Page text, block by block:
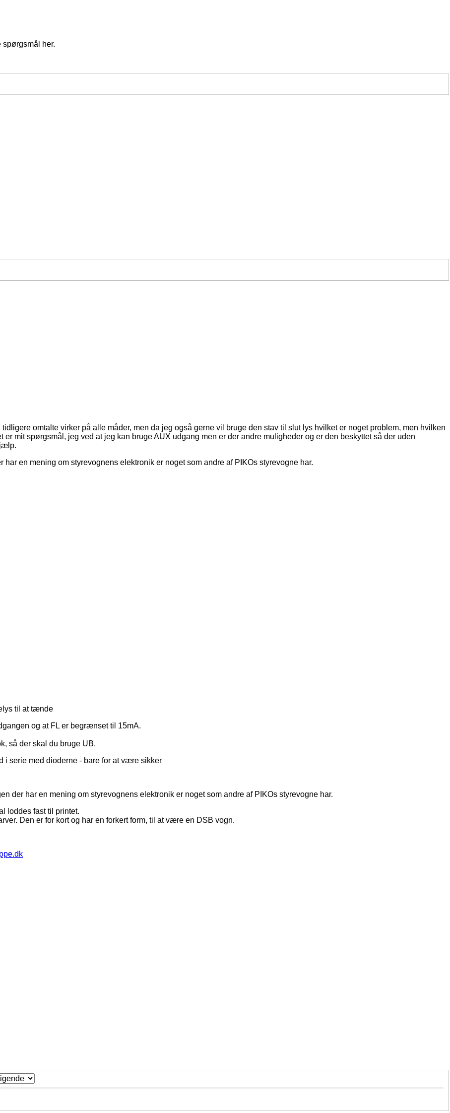
spørgsmål her.
omtalte virker på alle måder, men da jeg også gerne vil bruge den stav til slut lys hvilket er noget problem, men hvilken
mit spørgsmål, jeg ved at jeg kan bruge AUX udgang men er der andre muligheder og er den beskyttet så der uden
en mening om styrevognens elektronik er noget som andre af PIKOs styrevogne har.
til at tænde
og at FL er begrænset til 15mA.
så der skal du bruge UB.
i serie med dioderne - bare for at være sikker
der har en mening om styrevognens elektronik er noget som andre af PIKOs styrevogne har.
loddes fast til printet.
Den er for kort og har en forkert form, til at være en DSB vogn.